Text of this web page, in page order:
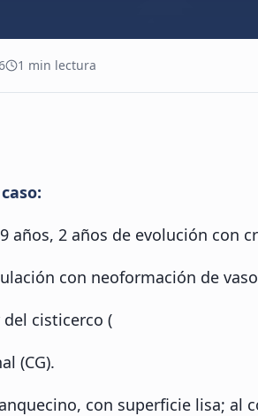
1 min lectura
años, 2 años de evolución con
con neoformación de
del cisticerco (
(CG).
con superficie lisa; al